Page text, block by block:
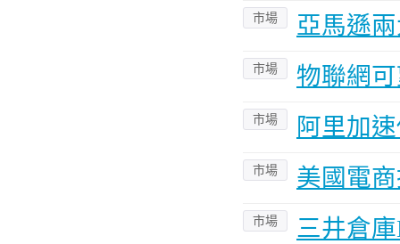
市場 亞馬遜
市場 物聯網
市場 阿里加
市場 美國電
市場 三井倉